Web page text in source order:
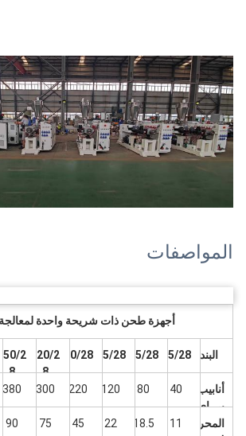
المواصفات
أجهزة طحن ذات شريحة واحدة لمعالجة PVC/WPC
البند 55/28
65/28
75/28
90/28
120/2
8
150/2
8
أنابيب
بي إي
للخرو
40
80
120
220
300
380
المحر
11
18.5
22
45
75
90